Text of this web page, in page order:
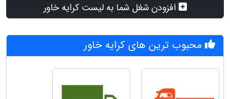
افزودن شغل شما به لیست کرایه خاور
محبوب ترین های کرایه خاور